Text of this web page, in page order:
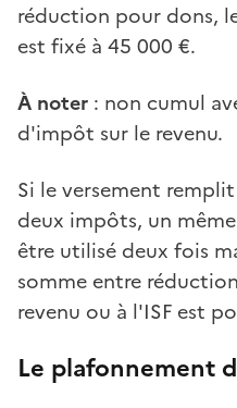
réduction pour dons,
est fixé à 45 000 €.
À noter : non cumul
d'impôt sur le revenu.
Si le versement
deux impôts, un
être utilisé deux fois
somme entre
revenu ou à l'ISF est
Le plafonnement